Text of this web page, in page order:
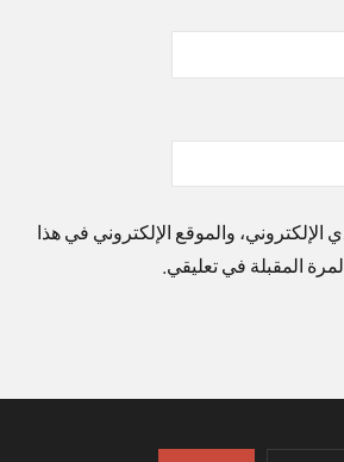
والموقع الإلكتروني في هذا
المقبلة في تعليقي.